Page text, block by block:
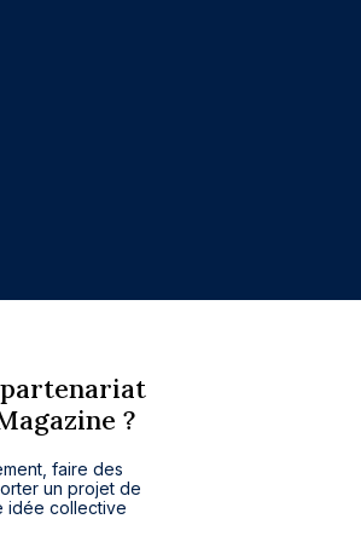
?
faire des
un projet de
idée collective